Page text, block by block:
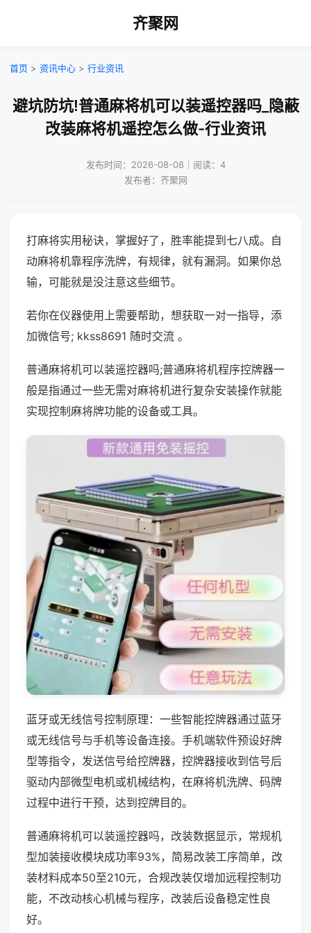
齐聚网
首页 > 资讯中心 > 行业资讯
避坑防坑!普通麻将机可以装遥控器吗_隐蔽
改装麻将机遥控怎么做-行业资讯
发布时间：2026-08-08｜阅读：4
发布者：齐聚网
打麻将实用秘诀，掌握好了，胜率能提到七八成。自
动麻将机靠程序洗牌，有规律，就有漏洞。如果你总
输，可能就是没注意这些细节。
若你在仪器使用上需要帮助，想获取一对一指导，添
加微信号; kkss8691 随时交流 。
普通麻将机可以装遥控器吗;普通麻将机程序控牌器一
般是指通过一些无需对麻将机进行复杂安装操作就能
实现控制麻将牌功能的设备或工具。
蓝牙或无线信号控制原理：一些智能控牌器通过蓝牙
或无线信号与手机等设备连接。手机端软件预设好牌
型等指令，发送信号给控牌器，控牌器接收到信号后
驱动内部微型电机或机械结构，在麻将机洗牌、码牌
过程中进行干预，达到控牌目的。
普通麻将机可以装遥控器吗，改装数据显示，常规机
型加装接收模块成功率93%，简易改装工序简单，改
装材料成本50至210元，合规改装仅增加远程控制功
能，不改动核心机械与程序，改装后设备稳定性良
好。